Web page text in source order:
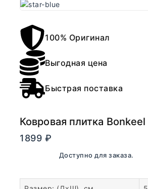
100% Оригинал
Выгодная цена
Быстрая поставка
Ковровая плитка
1899 ₽
В наличии. Доступно для заказа.